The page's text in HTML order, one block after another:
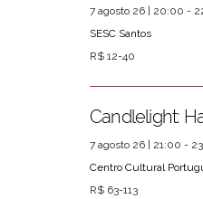
7 agosto 26 | 20:00 -
SESC Santos
R$ 12-40
Candlelight:
7 agosto 26 | 21:00 -
Centro Cultural
R$ 63-113